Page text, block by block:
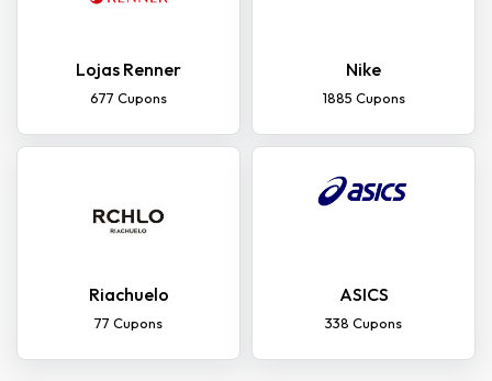
Lojas Renner
677 Cupons
Nike
1885 Cupons
Riachuelo
77 Cupons
ASICS
338 Cupons